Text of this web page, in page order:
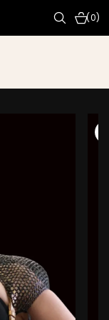
(0)
0